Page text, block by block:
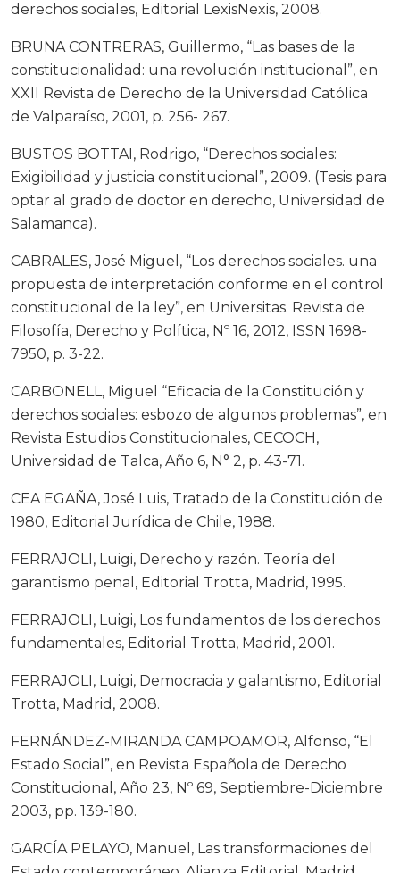
derechos sociales, Editorial LexisNexis, 2008.
BRUNA CONTRERAS, Guillermo, “Las bases de la
constitucionalidad: una revolución institucional”, en
XXII Revista de Derecho de la Universidad Católica
de Valparaíso, 2001, p. 256- 267.
BUSTOS BOTTAI, Rodrigo, “Derechos sociales:
Exigibilidad y justicia constitucional”, 2009. (Tesis para
optar al grado de doctor en derecho, Universidad de
Salamanca).
CABRALES, José Miguel, “Los derechos sociales. una
propuesta de interpretación conforme en el control
constitucional de la ley”, en Universitas. Revista de
Filosofía, Derecho y Política, Nº 16, 2012, ISSN 1698-
7950, p. 3-22.
CARBONELL, Miguel “Eficacia de la Constitución y
derechos sociales: esbozo de algunos problemas”, en
Revista Estudios Constitucionales, CECOCH,
Universidad de Talca, Año 6, N° 2, p. 43-71.
CEA EGAÑA, José Luis, Tratado de la Constitución de
1980, Editorial Jurídica de Chile, 1988.
FERRAJOLI, Luigi, Derecho y razón. Teoría del
garantismo penal, Editorial Trotta, Madrid, 1995.
FERRAJOLI, Luigi, Los fundamentos de los derechos
fundamentales, Editorial Trotta, Madrid, 2001.
FERRAJOLI, Luigi, Democracia y galantismo, Editorial
Trotta, Madrid, 2008.
FERNÁNDEZ-MIRANDA CAMPOAMOR, Alfonso, “El
Estado Social”, en Revista Española de Derecho
Constitucional, Año 23, Nº 69, Septiembre-Diciembre
2003, pp. 139-180.
GARCÍA PELAYO, Manuel, Las transformaciones del